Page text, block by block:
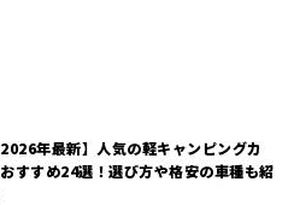
2026年最新】人気の軽キャンピングカ
すすめ24選！選び方や格安の車種も紹